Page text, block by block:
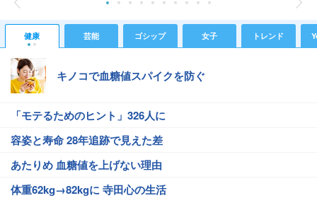
健康 芸能 ゴシップ 女子 トレンド
キノコで血糖値スパイクを防ぐ
「モテるためのヒント」326人に
容姿と寿命 28年追跡で見えた差
あたりめ 血糖値を上げない理由
体重62kg→82kgに 寺田心の生活